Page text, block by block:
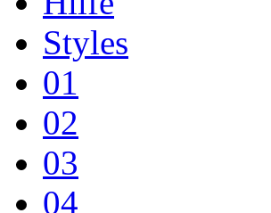
Styles
01
02
03
04